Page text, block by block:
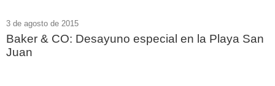
3 de agosto de 2015
Baker & CO: Desayuno especial en la Playa San
Juan